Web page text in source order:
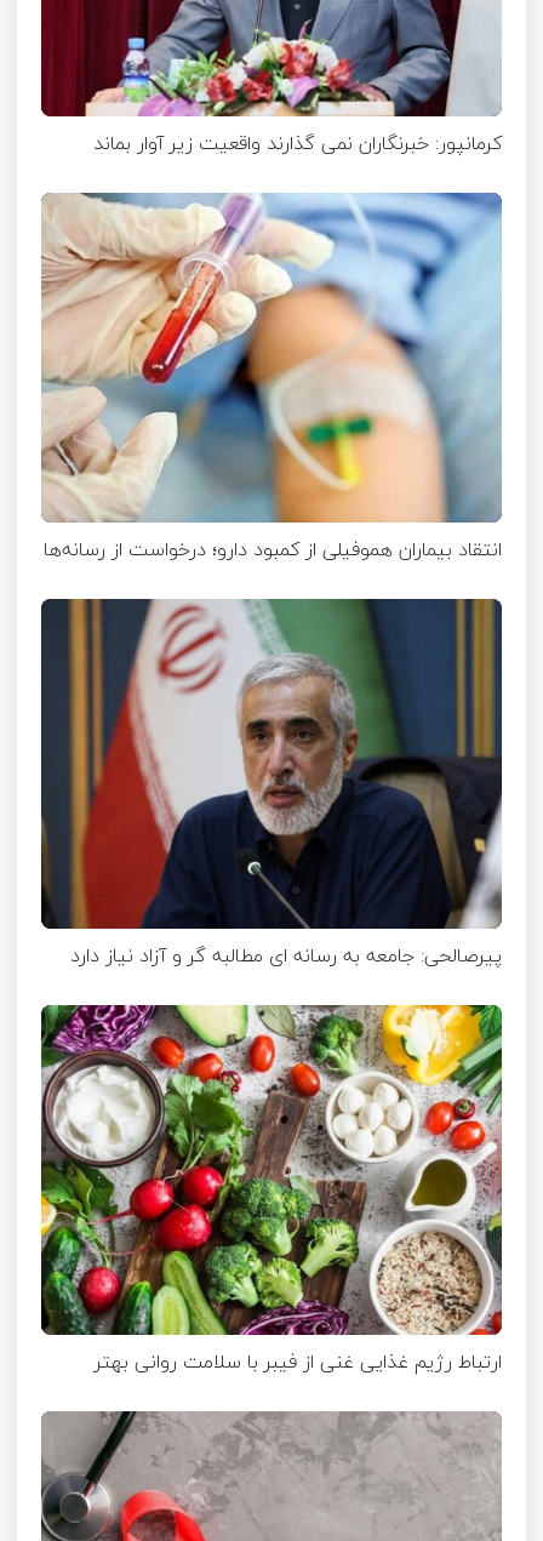
کرمانپور: خبرنگاران نمی گذارند واقعیت زیر آوار بماند
انتقاد بیماران هموفیلی از کمبود دارو؛ درخواست از رسانه‌ها
پیرصالحی: جامعه به رسانه ای مطالبه گر و آزاد نیاز دارد
ارتباط رژیم غذایی غنی از فیبر با سلامت روانی بهتر